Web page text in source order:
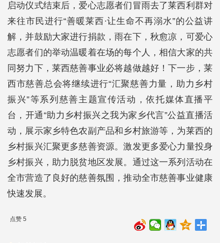
启动仪式结束后，爱心志愿者们冒雨去了莱西利群对
来往市民进行“善暖莱西·让生命不再溺水”的公益讲
解，并鼓励大家进行捐款，雨在下，秋愈凉，可爱心
志愿者们的举动温暖着在场的每个人，相信大家的共
同努力下，莱西慈善事业必将越做越好！下一步，莱
西市慈善总会将继续进行“汇聚慈善力量，助力乡村
振兴”等系列慈善主题宣传活动，依托媒体直播平
台，开通“助力乡村振兴之我为家乡代言”公益直播活
动，展示家乡特色农副产品和乡村旅游等，为莱西的
乡村振兴汇聚更多慈善资源。激发更多爱心力量投身
乡村振兴，助力脱贫地区发展。通过这一系列活动在
全市营造了良好的慈善氛围，推动全市慈善事业健康
快速发展。
点赞 5